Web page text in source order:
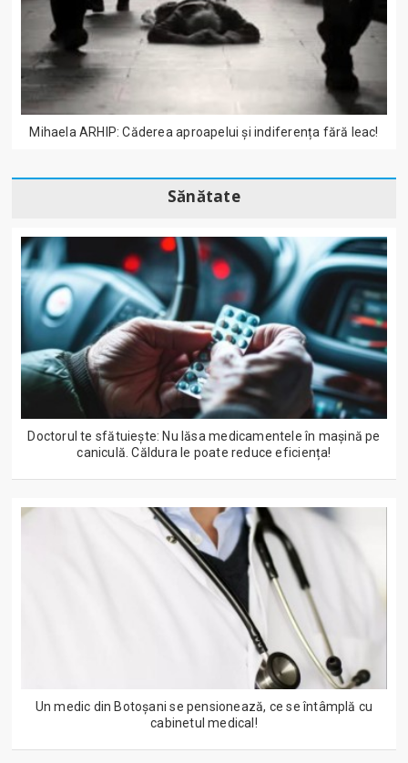
Mihaela ARHIP: Căderea aproapelui și indiferența fără leac!
Sănătate
Doctorul te sfătuiește: Nu lăsa medicamentele în mașină pe
caniculă. Căldura le poate reduce eficiența!
Un medic din Botoșani se pensionează, ce se întâmplă cu
cabinetul medical!